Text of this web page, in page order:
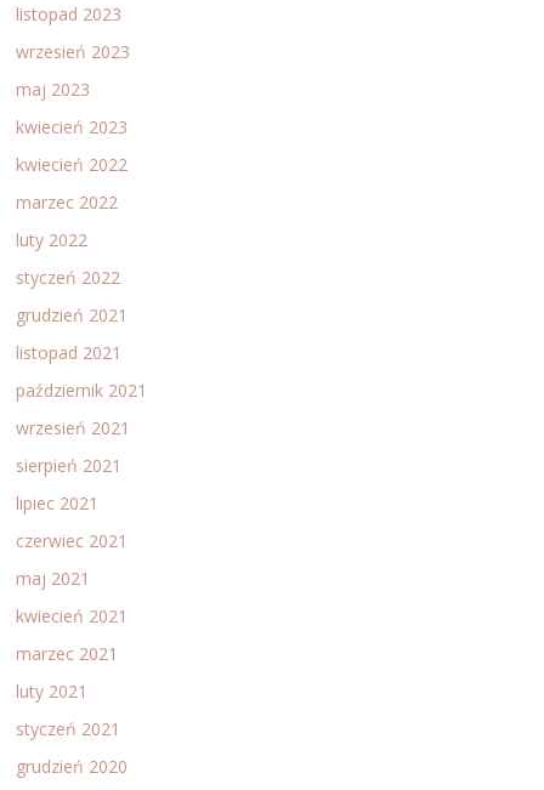
listopad 2023
wrzesień 2023
maj 2023
kwiecień 2023
kwiecień 2022
marzec 2022
luty 2022
styczeń 2022
grudzień 2021
listopad 2021
październik 2021
wrzesień 2021
sierpień 2021
lipiec 2021
czerwiec 2021
maj 2021
kwiecień 2021
marzec 2021
luty 2021
styczeń 2021
grudzień 2020